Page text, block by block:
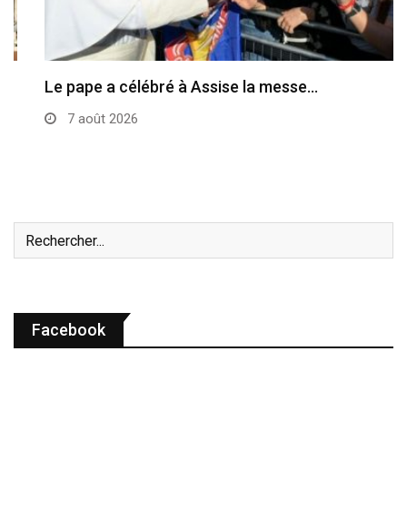
Le pape a célébré à Assise la messe…
7 août 2026
Facebook